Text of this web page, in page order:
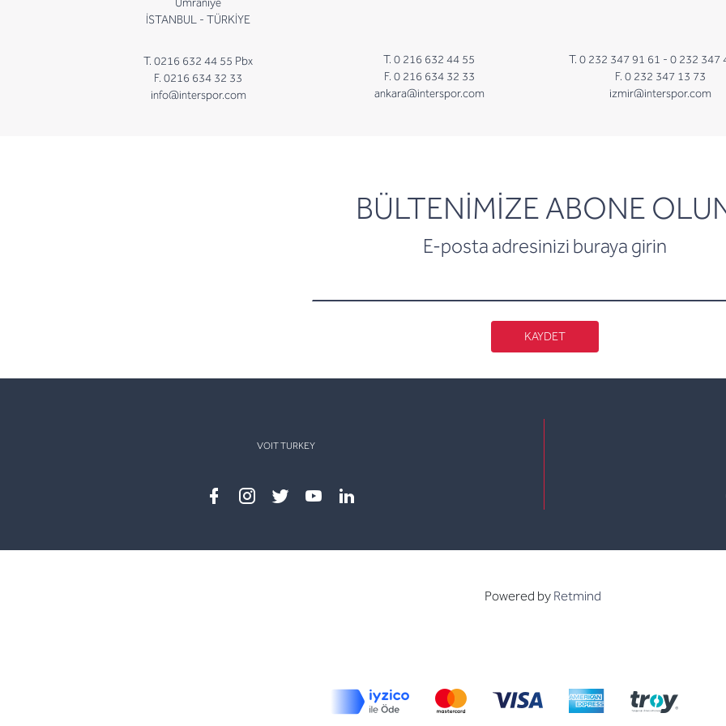
İSTANBUL - TÜRKİYE
T. 0216 632 44 55 Pbx
F. 0216 634 32 33
info@interspor.com
T. 0 216 632 44 55
F. 0 216 634 32 33
ankara@interspor.com
T. 0 232 347 91 61 - 0 232 347
F. 0 232 347 13 73
izmir@interspor.com
BÜLTENİMİZE ABONE
E-posta adresinizi buraya girin
newsletter
KAYDET
VOIT TURKEY
Powered by Retmind